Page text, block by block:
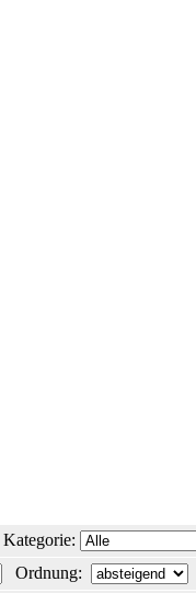
Kategorie:
Ordnung: